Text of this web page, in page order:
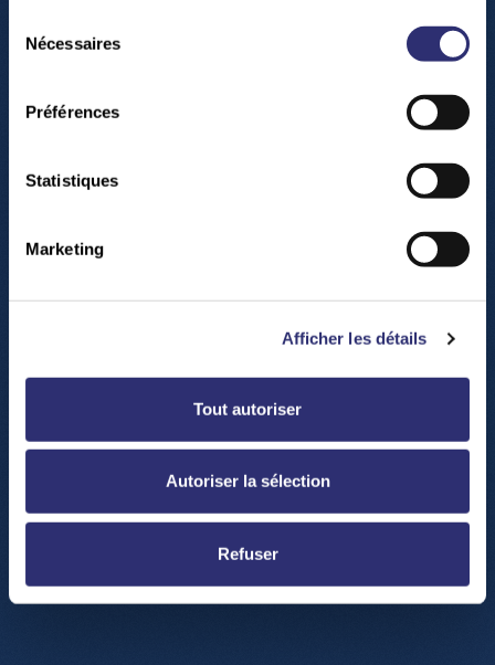
Nécessaires
Préférences
Statistiques
Marketing
Afficher les détails
Tout autoriser
Autoriser la sélection
Refuser
Zugang